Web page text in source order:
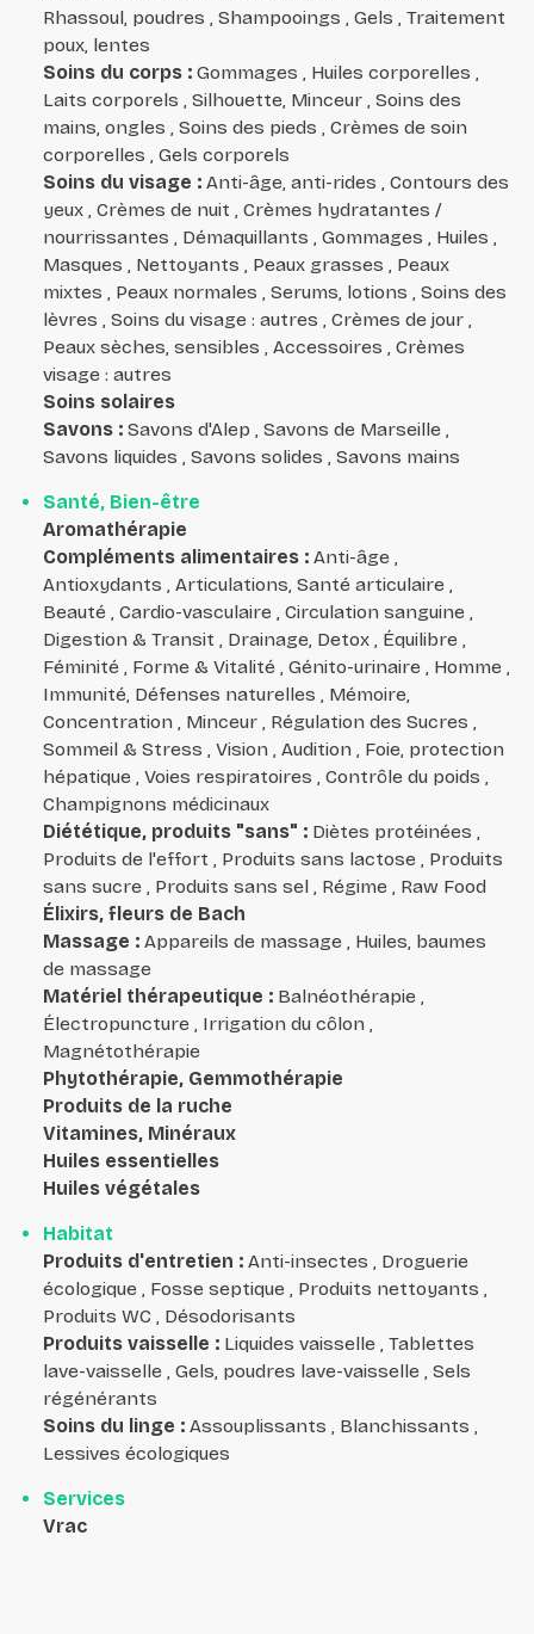
Rhassoul, poudres , Shampooings , Gels , Traitement
poux, lentes
Soins du corps : Gommages , Huiles corporelles ,
Laits corporels , Silhouette, Minceur , Soins des
mains, ongles , Soins des pieds , Crèmes de soin
corporelles , Gels corporels
Soins du visage : Anti-âge, anti-rides , Contours des
yeux , Crèmes de nuit , Crèmes hydratantes /
nourrissantes , Démaquillants , Gommages , Huiles ,
Masques , Nettoyants , Peaux grasses , Peaux
mixtes , Peaux normales , Serums, lotions , Soins des
lèvres , Soins du visage : autres , Crèmes de jour ,
Peaux sèches, sensibles , Accessoires , Crèmes
visage : autres
Soins solaires
Savons : Savons d'Alep , Savons de Marseille ,
Savons liquides , Savons solides , Savons mains
Santé, Bien-être
Aromathérapie
Compléments alimentaires : Anti-âge ,
Antioxydants , Articulations, Santé articulaire ,
Beauté , Cardio-vasculaire , Circulation sanguine ,
Digestion & Transit , Drainage, Detox , Équilibre ,
Féminité , Forme & Vitalité , Génito-urinaire , Homme ,
Immunité, Défenses naturelles , Mémoire,
Concentration , Minceur , Régulation des Sucres ,
Sommeil & Stress , Vision , Audition , Foie, protection
hépatique , Voies respiratoires , Contrôle du poids ,
Champignons médicinaux
Diététique, produits "sans" : Diètes protéinées ,
Produits de l'effort , Produits sans lactose , Produits
sans sucre , Produits sans sel , Régime , Raw Food
Élixirs, fleurs de Bach
Massage : Appareils de massage , Huiles, baumes
de massage
Matériel thérapeutique : Balnéothérapie ,
Électropuncture , Irrigation du côlon ,
Magnétothérapie
Phytothérapie, Gemmothérapie
Produits de la ruche
Vitamines, Minéraux
Huiles essentielles
Huiles végétales
Habitat
Produits d'entretien : Anti-insectes , Droguerie
écologique , Fosse septique , Produits nettoyants ,
Produits WC , Désodorisants
Produits vaisselle : Liquides vaisselle , Tablettes
lave-vaisselle , Gels, poudres lave-vaisselle , Sels
régénérants
Soins du linge : Assouplissants , Blanchissants ,
Lessives écologiques
Services
Vrac